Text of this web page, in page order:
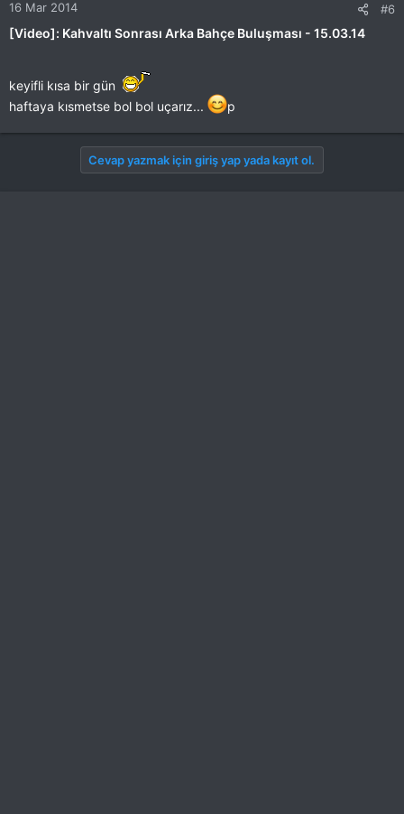
16 Mar 2014 #6
[Video]: Kahvaltı Sonrası Arka Bahçe Buluşması - 15.03.14
keyifli kısa bir gün
haftaya kısmetse bol bol uçarız...
p
Cevap yazmak için giriş yap yada kayıt ol.